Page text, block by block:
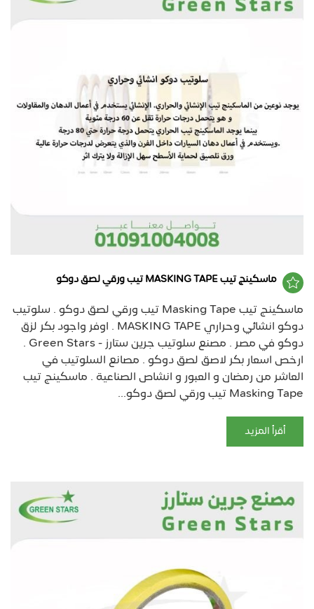
ماسكينج تيب MASKING TAPE تيب ورقي لصق دوكو
ماسكينج تيب Masking Tape تيب ورقي لصق دوكو . سلوتيب
دوكو انشائي وحراري MASKING TAPE . اوفر واجود بكر لزق
دوكو في مصر . مصنع سلوتيب جرين ستارز - Green Stars .
ارخص اسعار بكر لاصق لصق دوكو . مصانع السلوتيب في
العاشر من رمضان و العبور و انشاص الصناعية . ماسكينج تيب
Masking Tape تيب ورقي لصق دوكو...
أقرأ المزيد